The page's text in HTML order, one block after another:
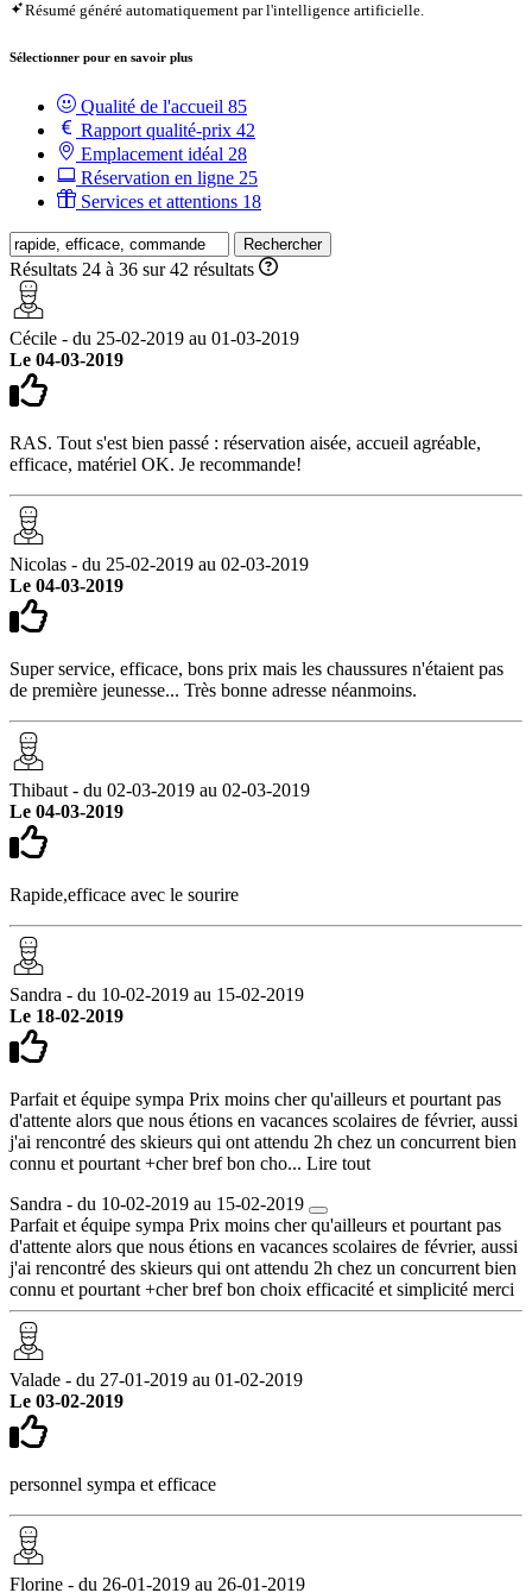
Résumé généré automatiquement par l'intelligence artificielle.
Sélectionner pour en savoir plus
Qualité de l'accueil 85
Rapport qualité-prix 42
Emplacement idéal 28
Réservation en ligne 25
Services et attentions 18
Rechercher
Résultats 24 à 36 sur 42 résultats
Cécile - du 25-02-2019 au 01-03-2019
Le 04-03-2019
RAS. Tout s'est bien passé : réservation aisée, accueil agréable,
efficace, matériel OK. Je recommande!
Nicolas - du 25-02-2019 au 02-03-2019
Le 04-03-2019
Super service, efficace, bons prix mais les chaussures n'étaient pas
de première jeunesse... Très bonne adresse néanmoins.
Thibaut - du 02-03-2019 au 02-03-2019
Le 04-03-2019
Rapide,efficace avec le sourire
Sandra - du 10-02-2019 au 15-02-2019
Le 18-02-2019
Parfait et équipe sympa Prix moins cher qu'ailleurs et pourtant pas
d'attente alors que nous étions en vacances scolaires de février, aussi
j'ai rencontré des skieurs qui ont attendu 2h chez un concurrent bien
connu et pourtant +cher bref bon cho... Lire tout
Sandra - du 10-02-2019 au 15-02-2019
Parfait et équipe sympa Prix moins cher qu'ailleurs et pourtant pas
d'attente alors que nous étions en vacances scolaires de février, aussi
j'ai rencontré des skieurs qui ont attendu 2h chez un concurrent bien
connu et pourtant +cher bref bon choix efficacité et simplicité merci
Valade - du 27-01-2019 au 01-02-2019
Le 03-02-2019
personnel sympa et efficace
Florine - du 26-01-2019 au 26-01-2019